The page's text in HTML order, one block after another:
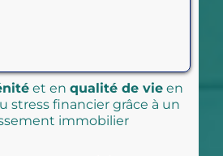
et en qualité de vieen
stress financier grâce à un
immobilier